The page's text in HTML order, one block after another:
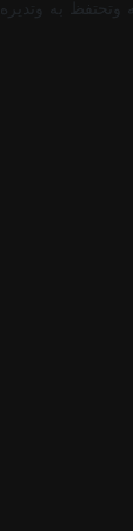
وتحتفظ به وتديره